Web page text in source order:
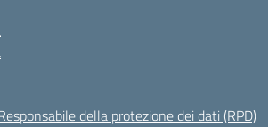
della protezione dei dati (RPD)